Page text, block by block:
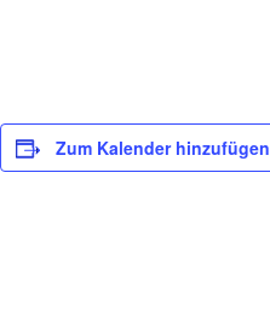
Zum Kalender hinzufügen